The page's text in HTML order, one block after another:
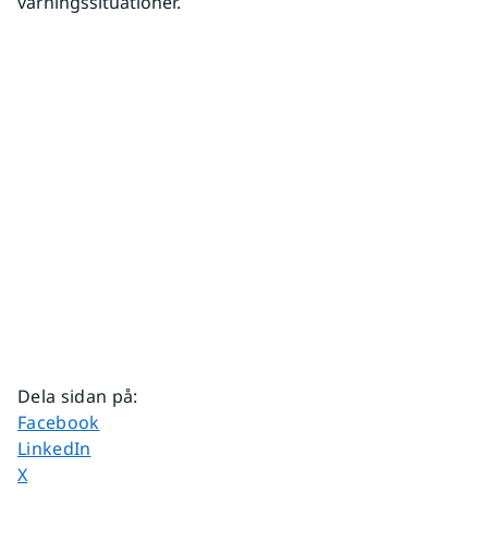
Dela sidan på:
Dela sidan på
Facebook
Dela sidan på
LinkedIn
Dela sidan på
X